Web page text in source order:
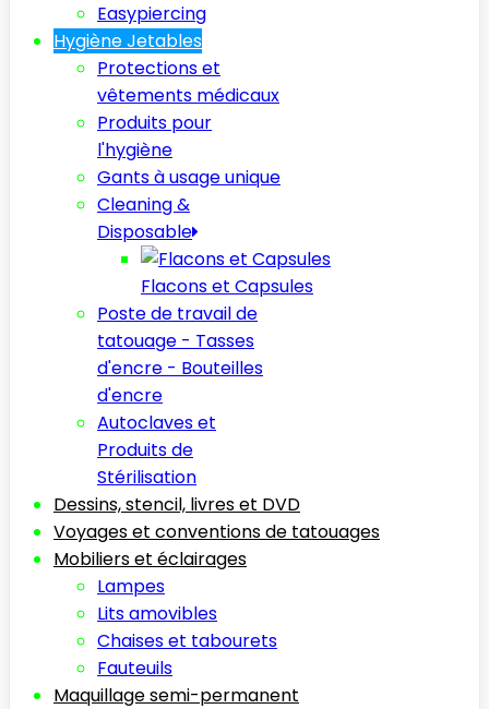
Easypiercing
Hygiène Jetables
Protections et
vêtements médicaux
Produits pour
l'hygiène
Gants à usage unique
Cleaning &
Disposable
Flacons et Capsules
Poste de travail de
tatouage - Tasses
d'encre - Bouteilles
d'encre
Autoclaves et
Produits de
Stérilisation
Dessins, stencil, livres et DVD
Voyages et conventions de tatouages
Mobiliers et éclairages
Lampes
Lits amovibles
Chaises et tabourets
Fauteuils
Maquillage semi-permanent